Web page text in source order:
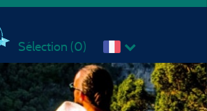
Sélection (0)